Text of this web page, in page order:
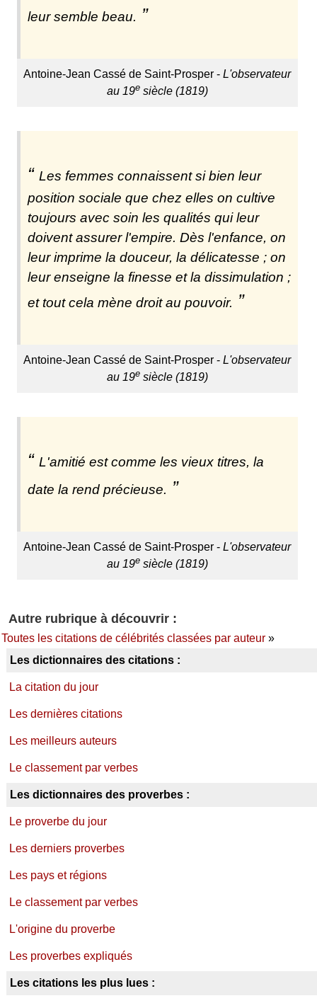
leur semble beau.
Antoine-Jean Cassé de Saint-Prosper -L'observateur
au 19esiècle (1819)
Les femmes connaissent si bien leur
position sociale que chez elles on cultive
toujours avec soin les qualités qui leur
doivent assurer l'empire. Dès l'enfance, on
leur imprime la douceur, la délicatesse ; on
leur enseigne la finesse et la dissimulation ;
et tout cela mène droit au pouvoir.
Antoine-Jean Cassé de Saint-Prosper -L'observateur
au 19esiècle (1819)
L'amitié est comme les vieux titres, la
date la rend précieuse.
Antoine-Jean Cassé de Saint-Prosper -L'observateur
au 19esiècle (1819)
Autre rubrique à découvrir :
Toutes les citations de célébrités classées par auteur»
Les dictionnaires des citations :
La citation du jour
Les dernières citations
Les meilleurs auteurs
Le classement par verbes
Les dictionnaires des proverbes :
Le proverbe du jour
Les derniers proverbes
Les pays et régions
Le classement par verbes
L'origine du proverbe
Les proverbes expliqués
Les citations les plus lues :